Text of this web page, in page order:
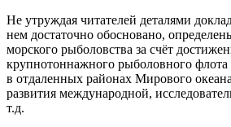
Не утруждая читателей деталями
нем достаточно обосновано,
морского рыболовства за счёт
крупнотоннажного рыболовного
в отдаленных районах Мирового
развития международной,
т.д.